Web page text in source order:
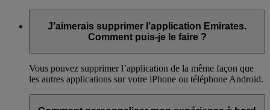
J’aimerais supprimer l’application Emirates.
Comment puis-je le faire ?
Vous pouvez supprimer l’application de la même façon que
les autres applications sur votre iPhone ou téléphone Android.